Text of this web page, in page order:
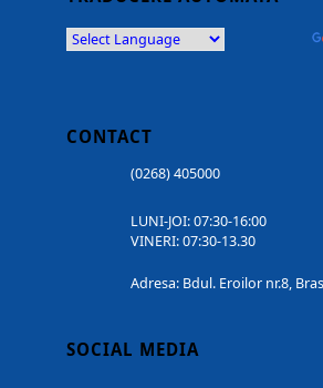
CONTACT
(0268) 405000
LUNI-JOI: 07:30-16:00
VINERI: 07:30-13.30
Adresa: Bdul. Eroilor nr.8,
SOCIAL MEDIA